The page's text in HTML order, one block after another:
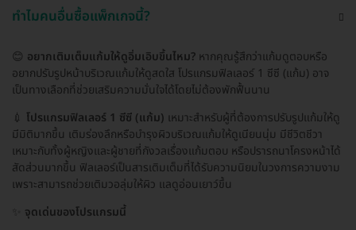
ทำไมคนอื่นซื้อแพ็กเกจนี้?
😊 อยากเติมเต็มแก้มให้ดูอิ่มเอิบขึ้นไหม? หากคุณรู้สึกว่าแก้มดูตอบหรือ
อยากปรับรูปหน้าบริเวณแก้มให้ดูสดใส โปรแกรมฟิลเลอร์ 1 ซีซี (แก้ม) อาจ
เป็นทางเลือกที่ช่วยเสริมความมั่นใจได้โดยไม่ต้องพักฟื้นนาน
💉 โปรแกรมฟิลเลอร์ 1 ซีซี (แก้ม) เหมาะสำหรับผู้ที่ต้องการปรับรูปแก้มให้ดู
มีมิติมากขึ้น เติมร่องลึกหรือบำรุงผิวบริเวณแก้มให้ดูเนียนนุ่ม มีชีวิตชีวา
เหมาะกับทั้งผู้หญิงและผู้ชายที่กังวลเรื่องแก้มตอบ หรือปรารถนาโครงหน้าได้
สัดส่วนมากขึ้น ฟิลเลอร์เป็นสารเติมเต็มที่ได้รับความนิยมในวงการความงาม
เพราะสามารถช่วยเติมวอลุ่มให้ผิว แลดูอ่อนเยาว์ขึ้น
จุดเด่นของโปรแกรมนี้